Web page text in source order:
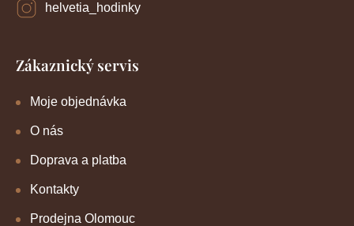
helvetia_hodinky
Zákaznický servis
Moje objednávka
O nás
Doprava a platba
Kontakty
Prodejna Olomouc